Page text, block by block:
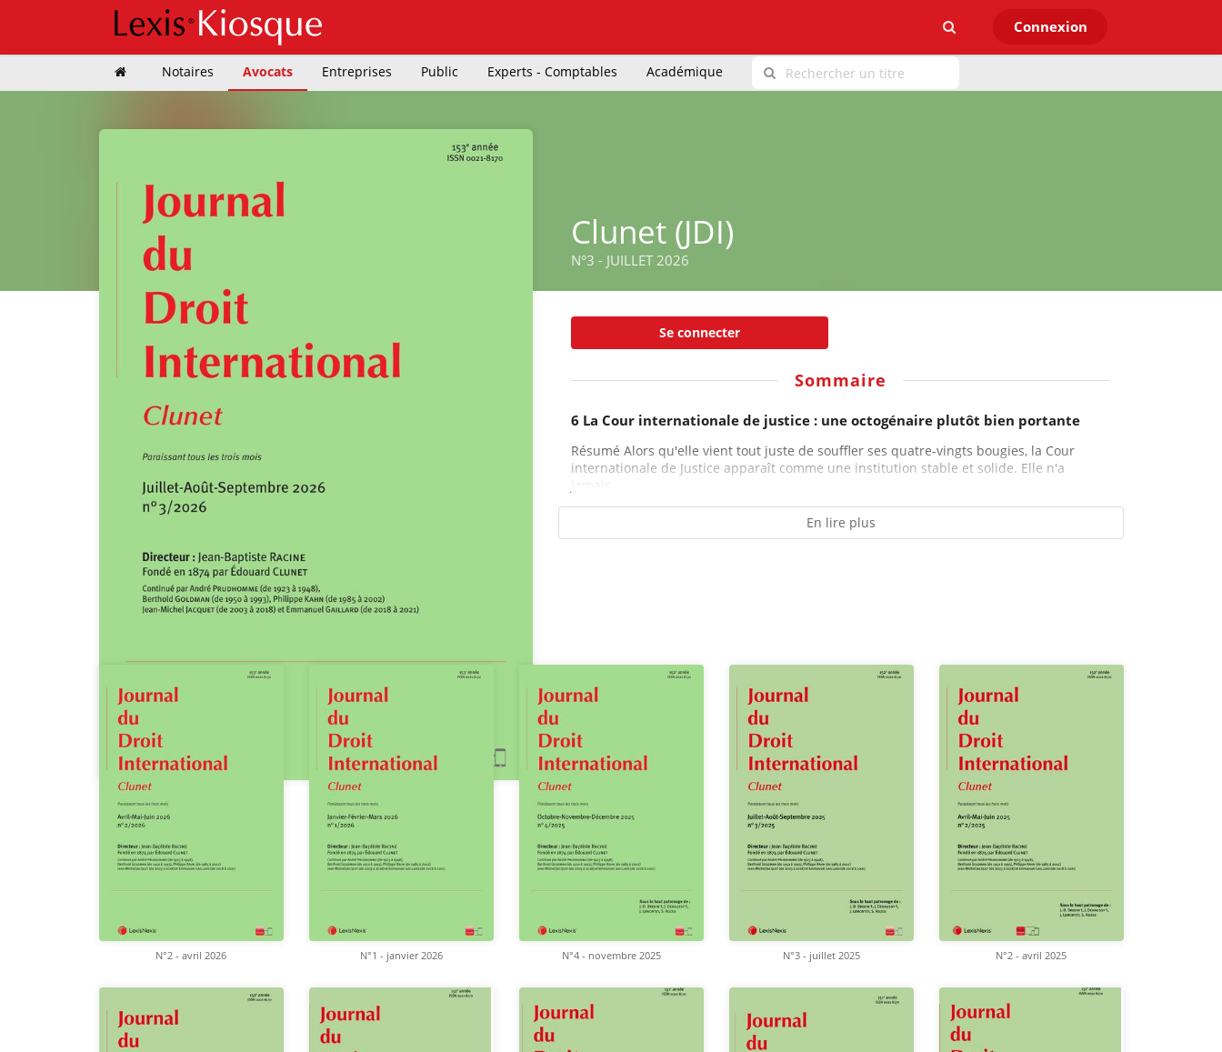
Connexion
Notaires Avocats Entreprises Public Experts - Comptables Académique
Clunet (JDI)
N°3 - JUILLET 2026
Se connecter
Sommaire
6 La Cour internationale de justice : une octogénaire plutôt bien portante
Résumé Alors qu'elle vient tout juste de souffler ses quatre-vingts bougies, la Cour
internationale de Justice apparaît comme une institution stable et solide. Elle n'a
En lire plus
N°2 - avril 2026 N°1 - janvier 2026 N°4 - novembre 2025 N°3 - juillet 2025 N°2 - avril 2025